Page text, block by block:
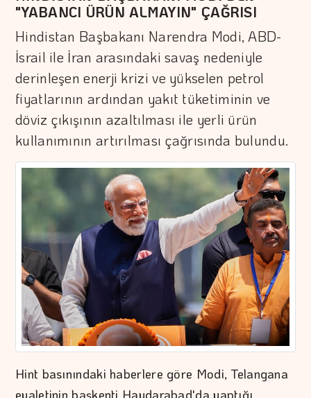
"YABANCI ÜRÜN ALMAYIN" ÇAĞRISI
Hindistan Başbakanı Narendra Modi, ABD-
İsrail ile İran arasındaki savaş nedeniyle
derinleşen enerji krizi ve yükselen petrol
fiyatlarının ardından yakıt tüketiminin ve
döviz çıkışının azaltılması ile yerli ürün
kullanımının artırılması çağrısında bulundu.
Hint basınındaki haberlere göre Modi, Telangana